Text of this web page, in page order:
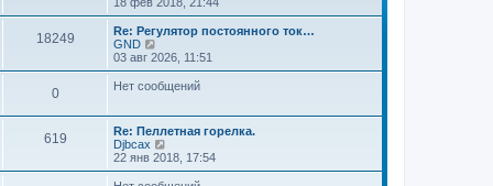
р
е
т
и
п
с
л
д
н
18249
Re: Регулятор постоянного ток…
GND
е
р
е
и
к
п
о
с
03 авг 2026, 11:51
0 Нет сообщений
619
Re: Пеллетная горелка.
Djbcax
е
р
е
22 янв 2018, 17:54